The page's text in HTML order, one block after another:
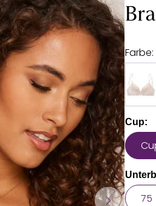
Farbe:
Cup:
75